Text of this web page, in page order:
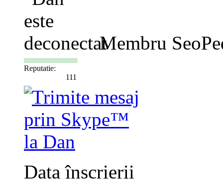
Membru
Reputatie:
111
Data înscrierii